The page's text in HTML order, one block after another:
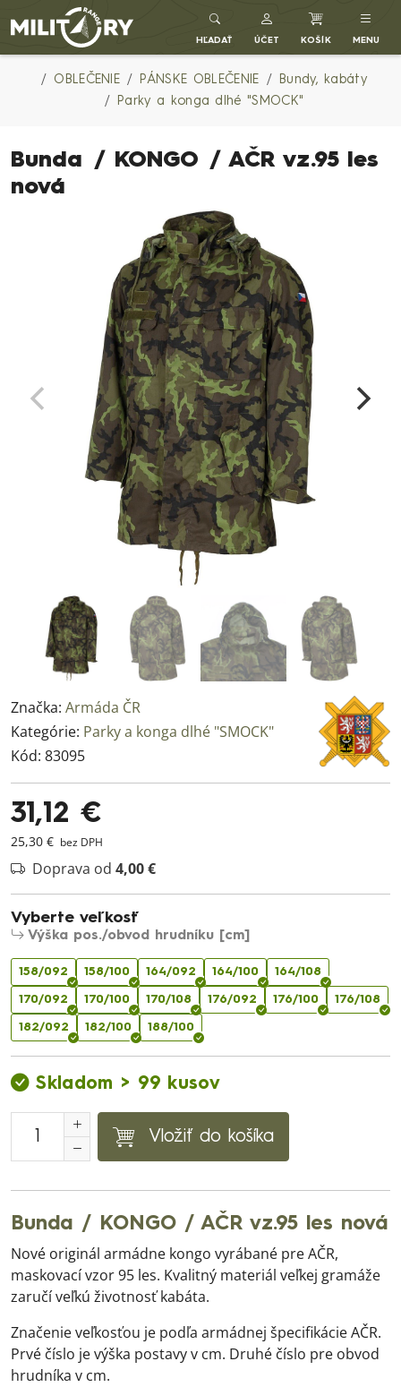
Army shop MILITARY RANGE SK
HĽADAŤ ÚČET KOŠÍK MENU
OBLEČENIE PÁNSKE OBLEČENIE
Bundy, kabáty
Parky a konga dlhé "SMOCK"
Bunda / KONGO / AČR vz.95 les
nová
Značka: Armáda ČR
Kategórie: Parky a konga dlhé "SMOCK"
Kód: 83095
31,12 €
25,30 € bez DPH
Doprava od 4,00 €
Vyberte veľkosť
Výška pos./obvod hrudníku [cm]
158/092 158/100 164/092 164/100 164/108
170/092 170/100 170/108 176/092 176/100 176/108
182/092 182/100 188/100
Skladom > 99 kusov
Vložiť do košíka
Bunda / KONGO / AČR vz.95 les nová
Nové originál armádne kongo vyrábané pre AČR,
maskovací vzor 95 les. Kvalitný materiál veľkej gramáže
zaručí veľkú životnosť kabáta.
Značenie veľkosťou je podľa armádnej špecifikácie AČR.
Prvé číslo je výška postavy v cm. Druhé číslo pre obvod
hrudníka v cm.